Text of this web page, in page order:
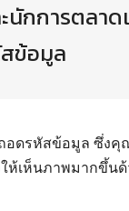
นักการตลา
ข้อมูล
อดรหัสข้อมูล ซึ่ง
ห้เห็นภาพมากขึ้น